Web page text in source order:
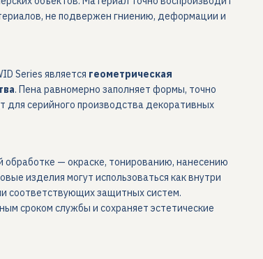
не подвержен гниению, деформации и
Series является геометрическая
. Пена равномерно заполняет формы, точно
серийного производства декоративных
— окраске, тонированию, нанесению
изделия могут использоваться как внутри
соответствующих защитных систем.
сроком службы и сохраняет эстетические